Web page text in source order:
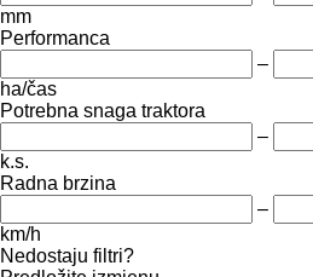
mm
Performanca
–
ha/čas
Potrebna snaga traktora
–
k.s.
Radna brzina
–
km/h
Nedostaju filtri?